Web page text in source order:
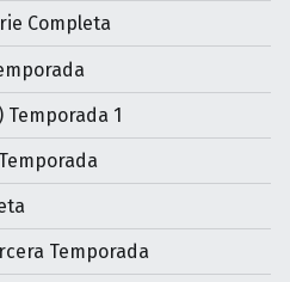
Completa
Temporada 1
Temporada